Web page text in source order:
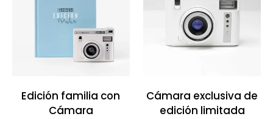
Edición familia con
Cámara
Cámara exclusiva de
edición limitada